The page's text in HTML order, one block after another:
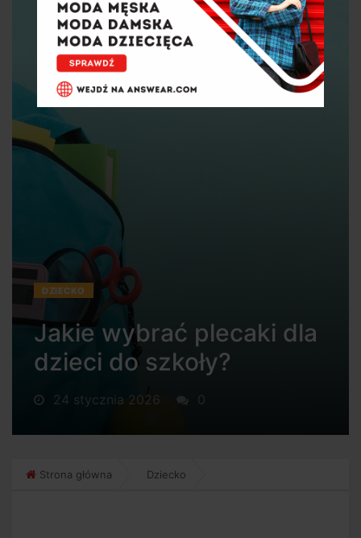
DZIECKO
Jakie wybrać plecaki dla
dzieci do szkoły?
24 stycznia 2026 0
Strona główna Dziecko